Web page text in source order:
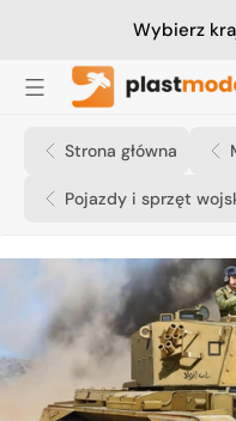
Wybierz
Strona główna
Pojazdy i sprzęt